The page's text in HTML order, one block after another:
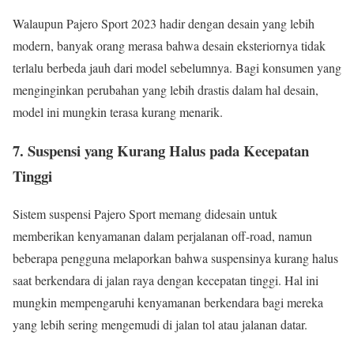
Walaupun Pajero Sport 2023 hadir dengan desain yang lebih
modern, banyak orang merasa bahwa desain eksteriornya tidak
terlalu berbeda jauh dari model sebelumnya. Bagi konsumen yang
menginginkan perubahan yang lebih drastis dalam hal desain,
model ini mungkin terasa kurang menarik.
7. Suspensi yang Kurang Halus pada Kecepatan
Tinggi
Sistem suspensi Pajero Sport memang didesain untuk
memberikan kenyamanan dalam perjalanan off-road, namun
beberapa pengguna melaporkan bahwa suspensinya kurang halus
saat berkendara di jalan raya dengan kecepatan tinggi. Hal ini
mungkin mempengaruhi kenyamanan berkendara bagi mereka
yang lebih sering mengemudi di jalan tol atau jalanan datar.